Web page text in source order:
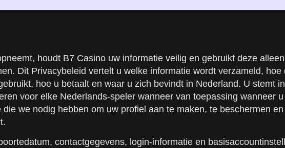
houdt B7 Casino uw informatie veilig en gebruikt deze
Dit Privacybeleid vertelt u welke informatie wordt verzameld,
hoe u betaalt en waar u zich bevindt in Nederland. U stemt
voor elke Nederlands-speler wanneer van toepassing wanneer
we nodig hebben om uw profiel aan te maken, te beschermen
contactgegevens, login-informatie en